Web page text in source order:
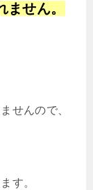
せん。
せんので、
す。